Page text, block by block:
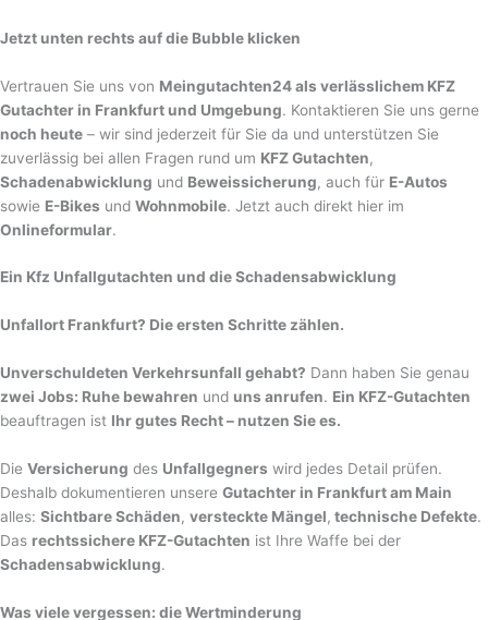
Jetzt unten rechts auf die Bubble klicken
Vertrauen Sie uns von Meingutachten24 als verlässlichem KFZ
Gutachter in Frankfurt und Umgebung. Kontaktieren Sie uns gerne
noch heute – wir sind jederzeit für Sie da und unterstützen Sie
zuverlässig bei allen Fragen rund um KFZ Gutachten,
Schadenabwicklung und Beweissicherung, auch für E-Autos
sowie E-Bikes und Wohnmobile. Jetzt auch direkt hier im
Onlineformular.
Ein Kfz Unfallgutachten und die Schadensabwicklung
Unfallort Frankfurt? Die ersten Schritte zählen.
Unverschuldeten Verkehrsunfall gehabt? Dann haben Sie genau
zwei Jobs: Ruhe bewahren und uns anrufen. Ein KFZ-Gutachten
beauftragen ist Ihr gutes Recht – nutzen Sie es.
Die Versicherung des Unfallgegners wird jedes Detail prüfen.
Deshalb dokumentieren unsere Gutachter in Frankfurt am Main
alles: Sichtbare Schäden, versteckte Mängel, technische Defekte.
Das rechtssichere KFZ-Gutachten ist Ihre Waffe bei der
Schadensabwicklung.
Was viele vergessen: die Wertminderung